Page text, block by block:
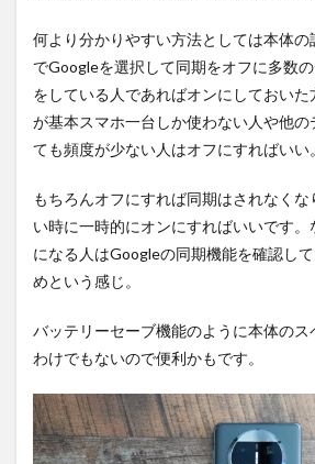
何より分かりやすい方法としては本体の
でGoogleを選択して同期をオフに多数
をしている人であればオンにしておい
が基本スマホ一台しか使わない人や他の
ても頻度が少ない人はオフにすればいい。
もちろんオフにすれば同期はされなく
い時に一時的にオンにすればいいです
になる人はGoogleの同期機能を確認し
めという感じ。
バッテリーセーブ機能のように本体のス
わけでもないので便利かもです。